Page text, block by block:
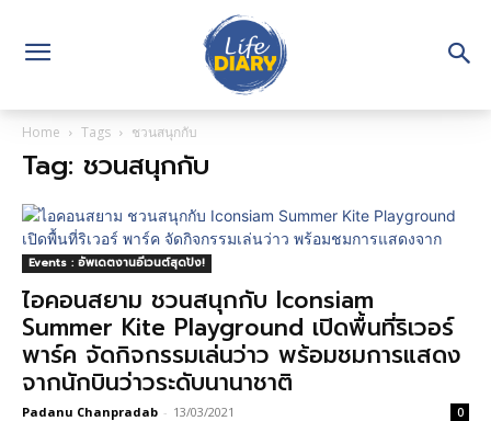
Home Tags ชวนสนุกกับ
Tag: ชวนสนุกกับ
Events : อัพเดตงานอีเวนต์สุดปัง!
ไอคอนสยาม ชวนสนุกกับ Iconsiam
Summer Kite Playground เปิดพื้นที่ริเวอร์
พาร์ค จัดกิจกรรมเล่นว่าว พร้อมชมการแสดง
จากนักบินว่าวระดับนานาชาติ
Padanu Chanpradab - 13/03/2021 0